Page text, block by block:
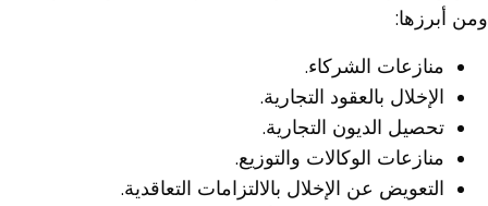
ومن أبرزها:
منازعات الشركاء.
الإخلال بالعقود التجارية.
تحصيل الديون التجارية.
منازعات الوكالات والتوزيع.
التعويض عن الإخلال بالالتزامات التعاقدية.